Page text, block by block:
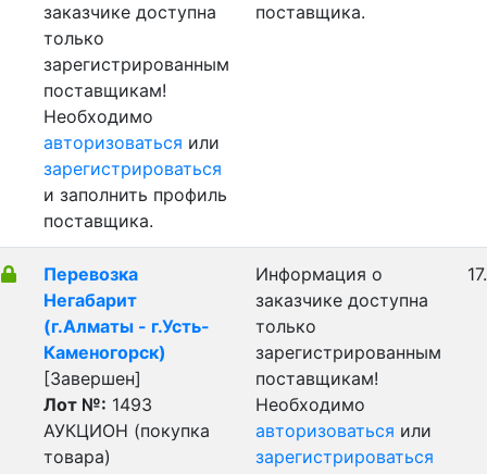
заказчике доступна
только
зарегистрированным
поставщикам!
Необходимо
авторизоваться или
зарегистрироваться
и заполнить профиль
поставщика.
поставщика.
Перевозка
Негабарит
(г.Алматы - г.Усть-
Каменогорск)
[Завершен]
Лот №: 1493
АУКЦИОН (покупка
товара)
Информация о
заказчике доступна
только
зарегистрированным
поставщикам!
Необходимо
авторизоваться или
зарегистрироваться